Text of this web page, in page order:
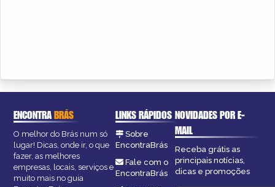
ENCONTRABRÁS
O melhor do Brás num só
lugar! Dicas, onde ir, o que
fazer, as melhores
empresas, locais, serviços e
muito mais no guia
LINKS RÁPIDOS
Sobre
EncontraBrás
Fale com o
EncontraBrás
NOVIDADES POR E-
MAIL
Receba grátis as
principais notícias,
dicas e promoções